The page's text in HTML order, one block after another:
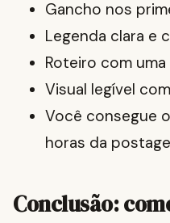
Gancho nos
Legenda clara e
Roteiro com
Visual legível
Você consegue
horas da
Conclusão: